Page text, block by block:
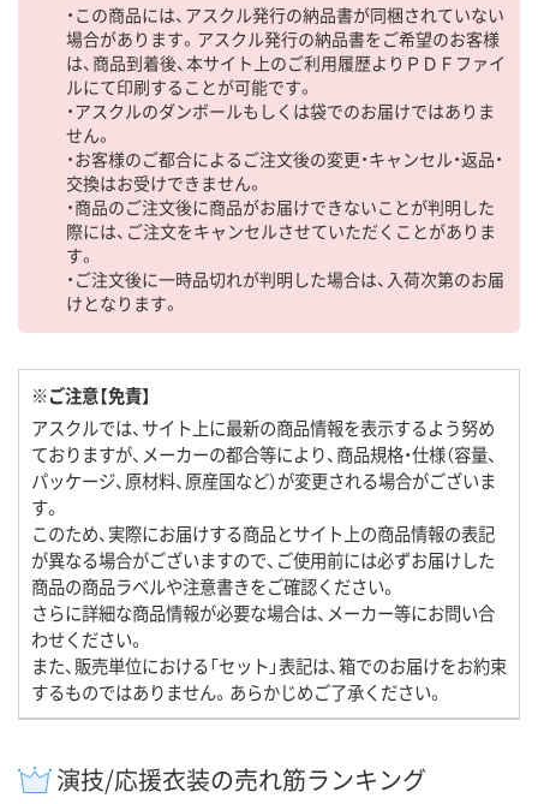
・この商品には、アスクル発行の納品書が同梱されていない
場合があります。アスクル発行の納品書をご希望のお客様
は、商品到着後、本サイト上のご利用履歴よりＰＤＦファイ
ルにて印刷することが可能です。
・アスクルのダンボールもしくは袋でのお届けではありま
せん。
・お客様のご都合によるご注文後の変更・キャンセル・返品・
交換はお受けできません。
・商品のご注文後に商品がお届けできないことが判明した
際には、ご注文をキャンセルさせていただくことがありま
す。
・ご注文後に一時品切れが判明した場合は、入荷次第のお届
けとなります。
※ご注意【免責】
アスクルでは、サイト上に最新の商品情報を表示するよう努め
ておりますが、メーカーの都合等により、商品規格・仕様（容量、
パッケージ、原材料、原産国など）が変更される場合がございま
す。
このため、実際にお届けする商品とサイト上の商品情報の表記
が異なる場合がございますので、ご使用前には必ずお届けした
商品の商品ラベルや注意書きをご確認ください。
さらに詳細な商品情報が必要な場合は、メーカー等にお問い合
わせください。
また、販売単位における「セット」表記は、箱でのお届けをお約束
するものではありません。あらかじめご了承ください。
演技/応援衣装の売れ筋ランキング